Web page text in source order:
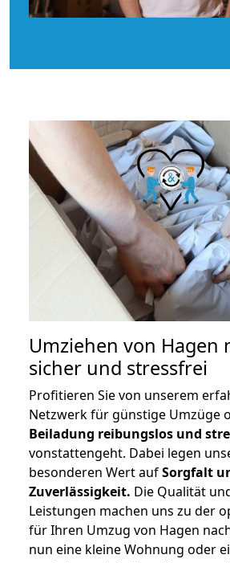
Umziehen von Hagen
sicher und stressfrei
Profitieren Sie von unserem
Netzwerk für günstige Umzüge
Beiladung reibungslos und
vonstattengeht. Dabei legen
besonderen Wert aufSorgfalt
Zuverlässigkeit. Die Qualität
Leistungen machen uns zu der
für Ihren Umzug von Hagen
nun eine kleine Wohnung oder